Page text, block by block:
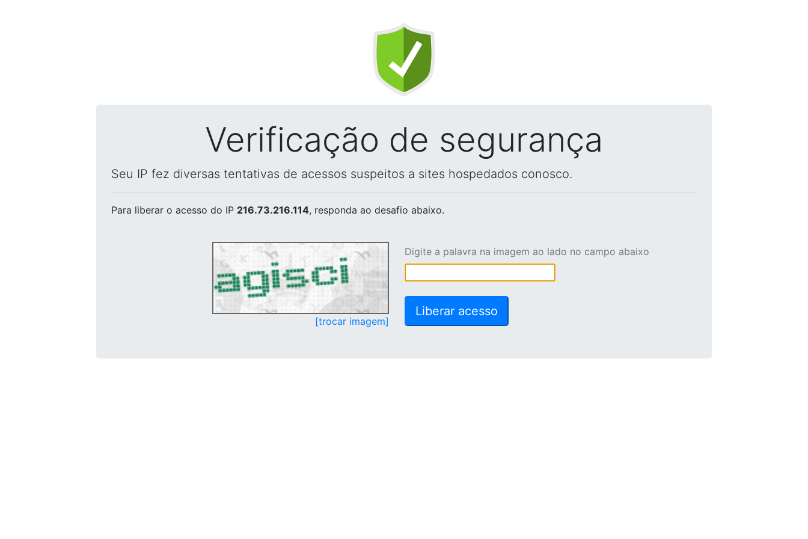
Verificação de segurança
Seu IP fez diversas tentativas de acessos suspeitos a sites hospedados conosco.
Para liberar o acesso do IP 216.73.216.114, responda ao desafio abaixo.
[trocar imagem]
Digite a palavra na imagem ao lado no campo abaixo